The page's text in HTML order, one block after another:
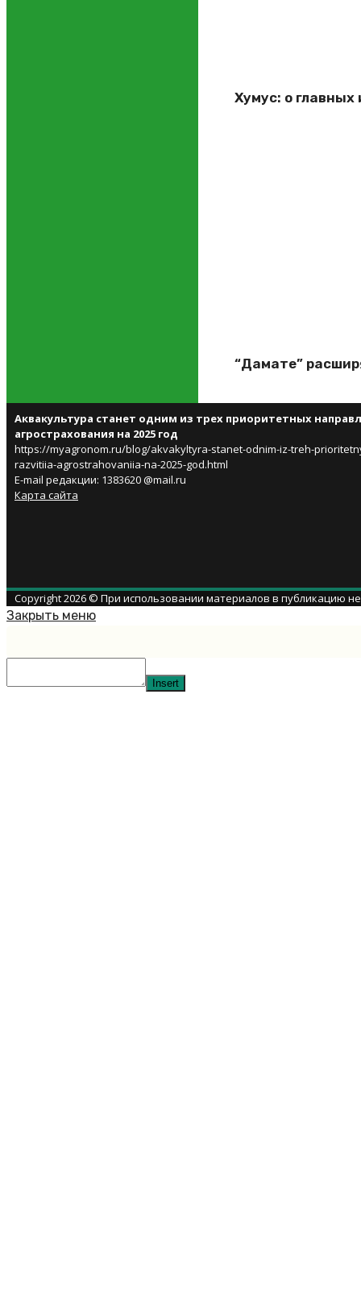
Хумус: о
“Дамате”
Аквакультура станет одним из трех приоритетных
агрострахования на 2025 год
https://myagronom.ru/blog/akvakyltyra-stanet-odnim-iz-treh-
razvitiia-agrostrahovaniia-na-2025-god.html
E-mail редакции: 1383620 @mail.ru
Карта сайта
Copyright 2026 © При использовании материалов в публикацию
Закрыть меню
Insert